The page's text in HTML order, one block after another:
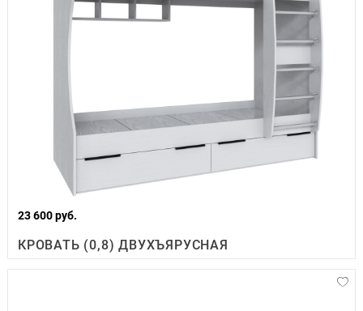
23 600 руб.
КРОВАТЬ (0,8) ДВУХЪЯРУСНАЯ